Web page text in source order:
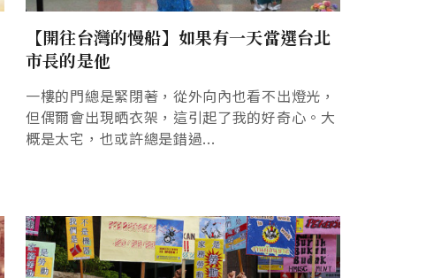
【開往台灣的慢船】如果有一天當選台北
市長的是他
一樓的門總是緊閉著，從外向內也看不出燈光，
但偶爾會出現晒衣架，這引起了我的好奇心。大
概是太宅，也或許總是錯過...